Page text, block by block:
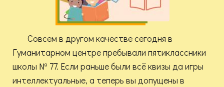
Совсем в другом качестве сегодня в
Гуманитарном центре пребывали пятиклассники
школы № 77. Если раньше были всё квизы да игры
интеллектуальные, а теперь вы допущены в